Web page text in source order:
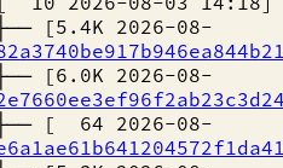
2026-08-
2026-08-
2026-08-